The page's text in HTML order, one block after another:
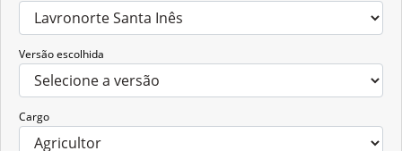
Versão escolhida
Cargo